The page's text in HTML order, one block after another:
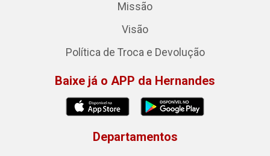
Missão
Visão
Política de Troca e Devolução
Baixe já o APP da Hernandes
Departamentos